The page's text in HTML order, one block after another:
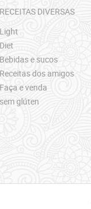
RECEITAS DIVERSAS
Light
Diet
Bebidas e sucos
Receitas dos amigos
Faça e venda
sem glúten